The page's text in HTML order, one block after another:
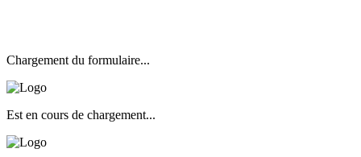
Chargement du formulaire...
Est en cours de chargement...